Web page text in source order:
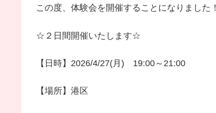
この度、体験会を開催することになりました！
☆２日間開催いたします☆
【日時】2026/4/27(月) 19:00～21:00
【場所】港区